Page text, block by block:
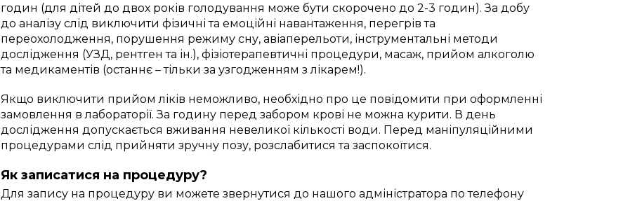
годин (для дітей до двох років голодування може бути скорочено до 2-3 годин). За добу
до аналізу слід виключити фізичні та емоційні навантаження, перегрів та
переохолодження, порушення режиму сну, авіаперельоти, інструментальні методи
дослідження (УЗД, рентген та ін.), фізіотерапевтичні процедури, масаж, прийом алкоголю
та медикаментів (останнє – тільки за узгодженням з лікарем!).
Якщо виключити прийом ліків неможливо, необхідно про це повідомити при оформленні
замовлення в лабораторії. За годину перед забором крові не можна курити. В день
дослідження допускається вживання невеликої кількості води. Перед маніпуляційними
процедурами слід прийняти зручну позу, розслабитися та заспокоїтися.
Як записатися на процедуру?
Для запису на процедуру ви можете звернутися до нашого адміністратора по телефону